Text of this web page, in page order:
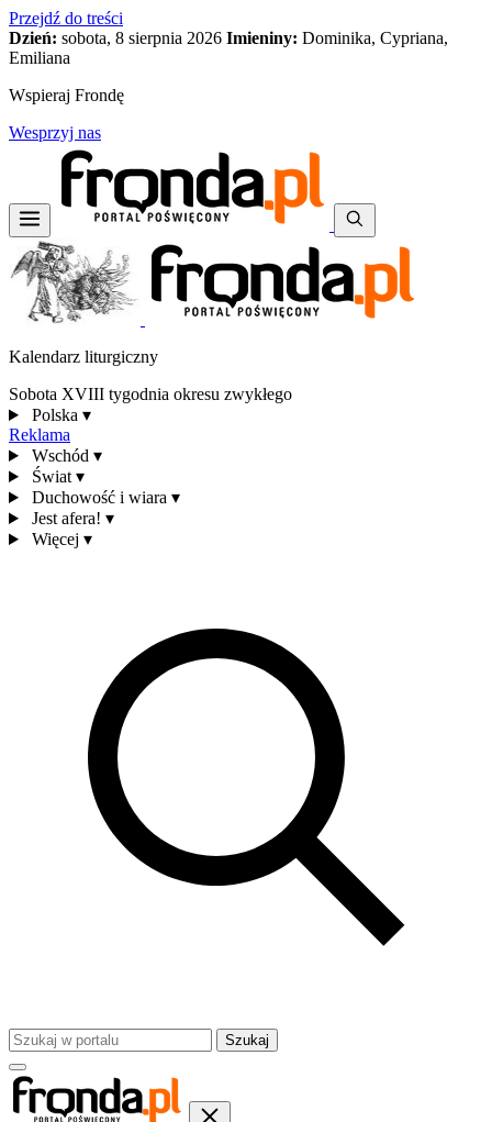
Przejdź do treści
Dzień: sobota, 8 sierpnia 2026 Imieniny: Dominika, Cypriana,
Emiliana
Wspieraj Frondę
Wesprzyj nas
Kalendarz liturgiczny
Sobota XVIII tygodnia okresu zwykłego
Polska ▾
Reklama
Wschód ▾
Świat ▾
Duchowość i wiara ▾
Jest afera! ▾
Więcej ▾
Szukaj